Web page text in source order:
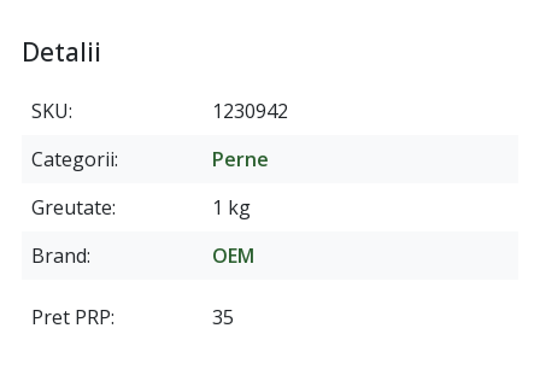
Detalii
SKU
1230942
Categorii
Perne
Greutate
1 kg
Brand
OEM
Pret PRP 35